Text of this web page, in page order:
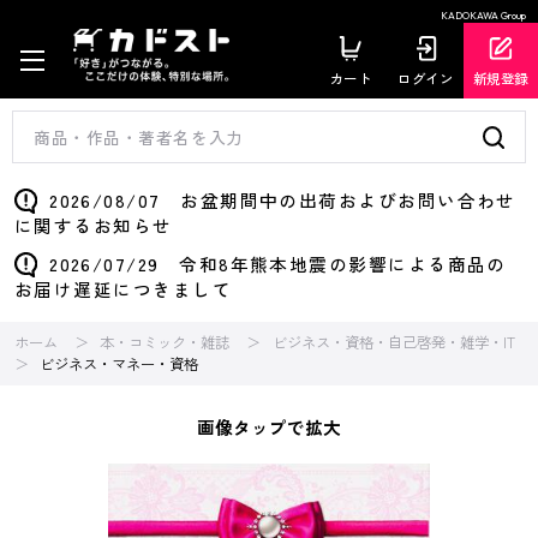
KADOKAWA Group
カート ログイン 新規登録
2026/08/07 お盆期間中の出荷およびお問い合わせ
に関するお知らせ
2026/07/29 令和8年熊本地震の影響による商品の
お届け遅延につきまして
ホーム 本・コミック・雑誌
ビジネス・資格・自己啓発・雑学・IT
ビジネス・マネー・資格
画像タップで拡大